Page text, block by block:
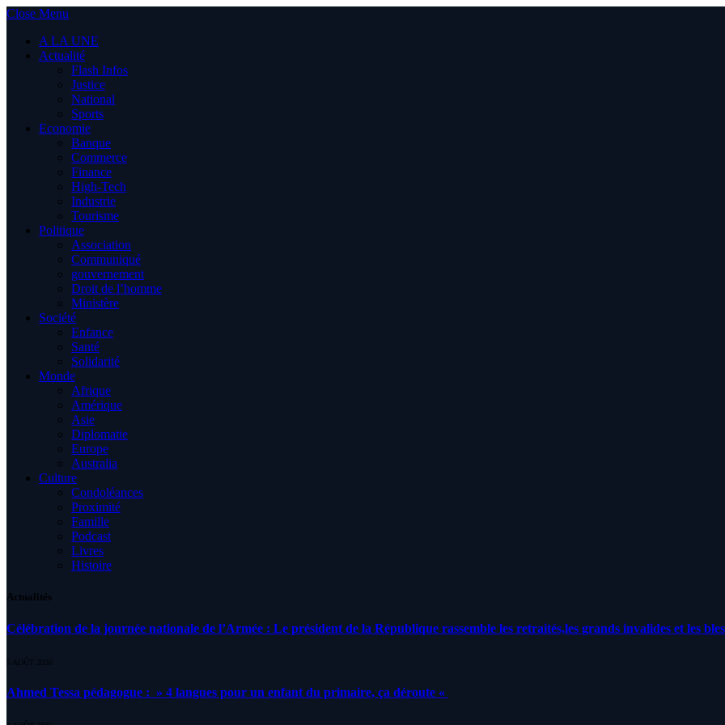
Close Menu
A LA UNE
Actualité
Flash Infos
Justice
National
Sports
Economie
Banque
Commerce
Finance
High-Tech
Industrie
Tourisme
Politique
Association
Communiqué
gouvernement
Droit de l’homme
Ministère
Société
Enfance
Santé
Solidarité
Monde
Afrique
Amérique
Asie
Diplomatie
Europe
Australia
Culture
Condoléances
Proximité
Famille
Podcast
Livres
Histoire
Actualités
Célébration de la journée nationale de l’Armée : Le président de la République rassemble les retraités,les grands invalides et les
5 AOÛT 2026
Ahmed Tessa pédagogue : » 4 langues pour un enfant du primaire, ça déroute «